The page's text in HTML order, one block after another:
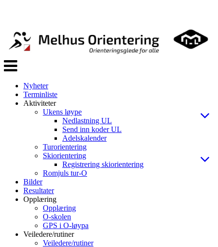
Veksle
navigasjon
Nyheter
Terminliste
Aktiviteter
Ukens løype
Nedlastning UL
Send inn koder UL
Adelskalender
Turorientering
Skiorientering
Registrering skiorientering
Romjuls tur-O
Bilder
Resultater
Opplæring
Opplæring
O-skolen
GPS i O-løypa
Veiledere/rutiner
Veiledere/rutiner